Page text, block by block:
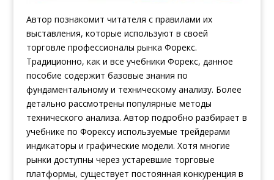
Автор познакомит читателя с правилами их
выставления, которые используют в своей
торговле профессионалы рынка Форекс.
Традиционно, как и все учебники Форекс, данное
пособие содержит базовые знания по
фундаментальному и техническому анализу. Более
детально рассмотрены популярные методы
технического анализа. Автор подробно разбирает в
учебнике по Форексу используемые трейдерами
индикаторы и графические модели. Хотя многие
рынки доступны через устаревшие торговые
платформы, существует постоянная конкуренция в